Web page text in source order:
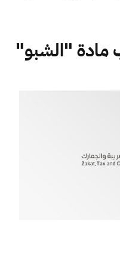
مادة "الشبو"